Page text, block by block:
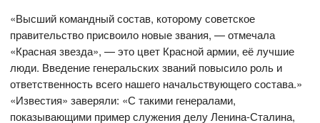
«Высший командный состав, которому советское
правительство присвоило новые звания, — отмечала
«Красная звезда», — это цвет Красной армии, её лучшие
люди. Введение генеральских званий повысило роль и
ответственность всего нашего начальствующего состава.»
«Известия» заверяли: «С такими генералами,
показывающими пример служения делу Ленина-Сталина,